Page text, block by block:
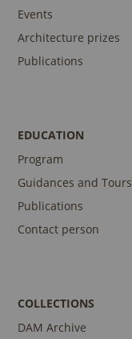
Events
Architecture prizes
Publications
EDUCATION
Program
Guidances and Tours
Publications
Contact person
COLLECTIONS
DAM Archive